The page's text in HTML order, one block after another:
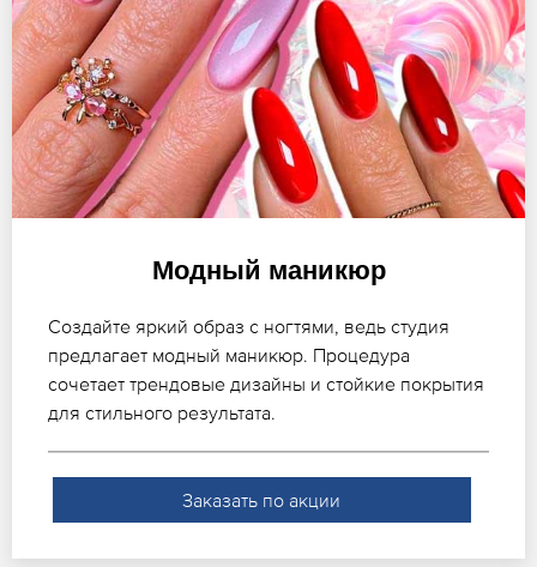
Модный маникюр
Создайте яркий образ с ногтями, ведь студия
предлагает модный маникюр. Процедура
сочетает трендовые дизайны и стойкие покрытия
для стильного результата.
Заказать по акции